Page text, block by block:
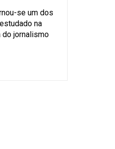
se um dos
na
do jornalismo